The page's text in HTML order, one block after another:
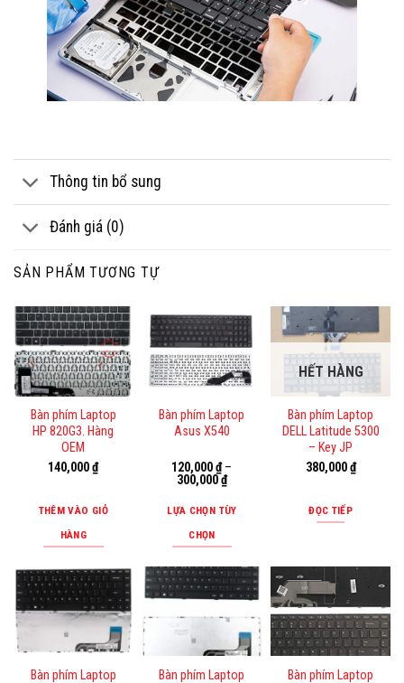
Thông tin bổ sung
Đánh giá (0)
SẢN PHẨM TƯƠNG TỰ
Bàn phím Laptop
HP 820G3. Hàng
OEM
140,000₫
THÊM VÀO GIỎ
HÀNG
Bàn phím Laptop
Asus X540
120,000₫–
300,000₫
LỰA CHỌN TÙY
CHỌN
phẩm
này
có
HẾT HÀNG
Bàn phím Laptop
DELL Latitude 5300
– Key JP
380,000₫
ĐỌC TIẾP
Bàn phím Laptop Bàn phím Laptop Bàn phím Laptop